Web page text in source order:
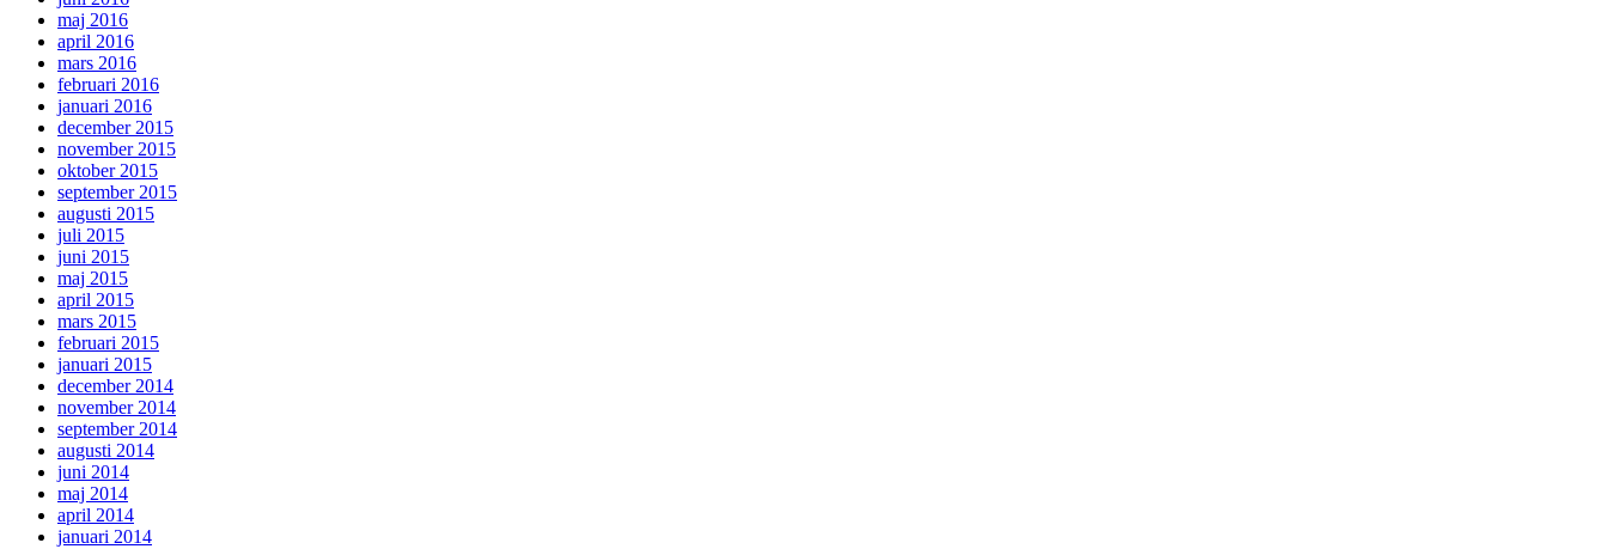
maj 2016
april 2016
mars 2016
februari 2016
januari 2016
december 2015
november 2015
oktober 2015
september 2015
augusti 2015
juli 2015
juni 2015
maj 2015
april 2015
mars 2015
februari 2015
januari 2015
december 2014
november 2014
september 2014
augusti 2014
juni 2014
maj 2014
april 2014
januari 2014